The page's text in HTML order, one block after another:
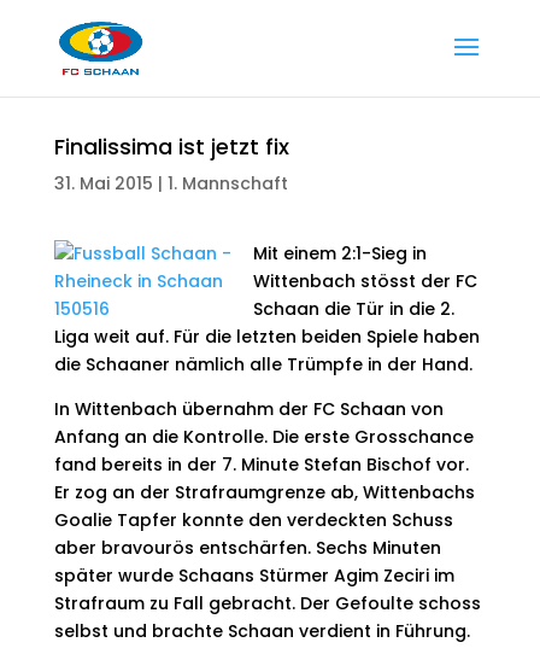
Finalissima ist jetzt fix
31. Mai 2015 | 1. Mannschaft
Mit einem 2:1-Sieg in
Wittenbach stösst der FC
Schaan die Tür in die 2.
Liga weit auf. Für die letzten beiden Spiele haben
die Schaaner nämlich alle Trümpfe in der Hand.
In Wittenbach übernahm der FC Schaan von
Anfang an die Kontrolle. Die erste Grosschance
fand bereits in der 7. Minute Stefan Bischof vor.
Er zog an der Strafraumgrenze ab, Wittenbachs
Goalie Tapfer konnte den verdeckten Schuss
aber bravourös entschärfen. Sechs Minuten
später wurde Schaans Stürmer Agim Zeciri im
Strafraum zu Fall gebracht. Der Gefoulte schoss
selbst und brachte Schaan verdient in Führung.